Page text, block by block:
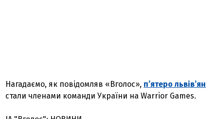
Нагадаємо, як повідомляв «Вголос», п’ятеро львів’ян
стали членами команди України на Warrior Games.